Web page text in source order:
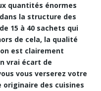
quantités énormes
la structure des
15 à 40 sachets qui
de cela, la qualité
est clairement
vrai écart de
vous verserez votre
originaire des cuisines